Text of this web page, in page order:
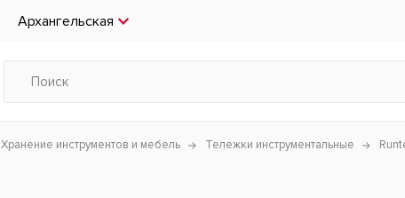
Архангельская
Хранение инструментов и мебель Тележки инструментальные